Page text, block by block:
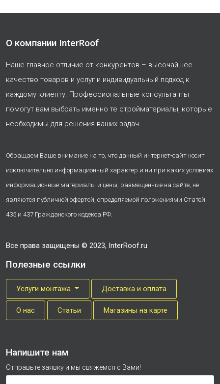
О компании InterRoof
Наше главное отличие от конкурентов – высочайшее
качество товаров и услуг и индивидуальный подход к
каждому клиенту. Профессиональные консультанты
помогут вам выбрать именно те стройматериалы, которые
необходимы для решения ваших задач.
Обращаем Ваше внимание на то, что данный интернет-сайт носит
исключительно информационный характер и ни при каких условиях
информационные материалы и цены, размещенные на сайте, не
являются публичной офертой, определяемой положениями Статей
435 и 437 Гражданского кодекса РФ.
Все права защищены © 2023, InterRoof.ru
Полезные ссылки
Услуги монтажа Доставка и оплата
О нас Cтатьи Магазины на карте
Напишите нам
Отправьте заявку и мы свяжемся с Вами!